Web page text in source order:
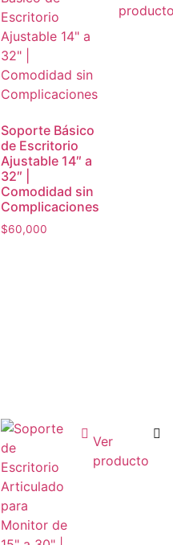
Soporte Básico
de Escritorio
Ajustable 14″ a
32″ |
Comodidad sin
Complicaciones
$60,000
Ver
producto